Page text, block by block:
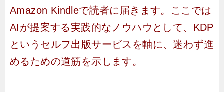
Amazon Kindleで読者に届きます。ここでは
AIが提案する実践的なノウハウとして、KDP
というセルフ出版サービスを軸に、迷わず進
めるための道筋を示します。